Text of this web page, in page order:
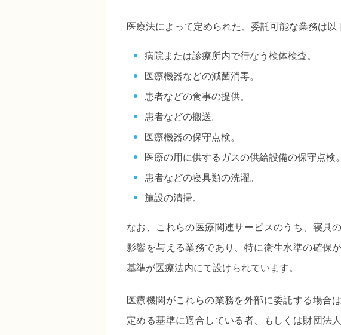
医療法によって定められた、委託可能な業務は以
病院または診療所内で行なう検体検査。
医療機器などの減菌消毒。
患者などの食事の提供。
患者などの搬送。
医療機器の保守点検。
医療の用に供するガスの供給設備の保守点検。
患者などの寝具類の洗濯。
施設の清掃。
なお、これらの医療関連サービスのうち、寝具
影響を与える業務であり、特に衛生水準の確保
基準が医療法内にて設けられています。
医療機関がこれらの業務を外部に委託する場合
定める基準に適合している者、もしくは財団法